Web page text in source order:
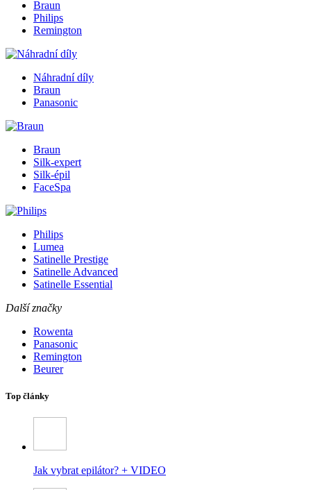
Braun
Philips
Remington
Náhradní díly
Braun
Panasonic
Braun
Silk-expert
Silk-épil
FaceSpa
Philips
Lumea
Satinelle Prestige
Satinelle Advanced
Satinelle Essential
Další značky
Rowenta
Panasonic
Remington
Beurer
Top články
Jak vybrat epilátor? + VIDEO